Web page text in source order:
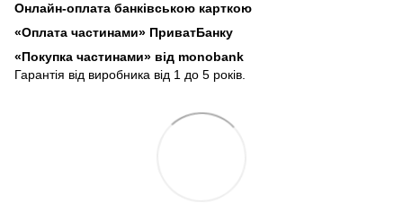
Онлайн-оплата банківською карткою
«Оплата частинами» ПриватБанку
«Покупка частинами» від monobank
Гарантія від виробника від 1 до 5 років.